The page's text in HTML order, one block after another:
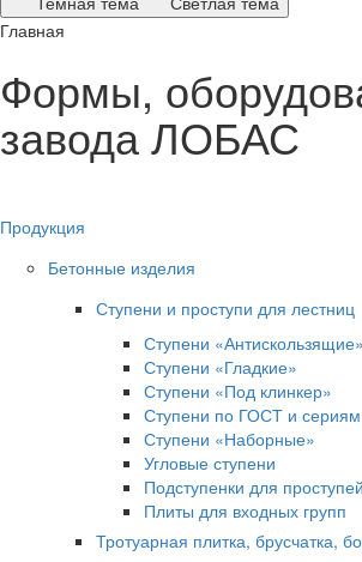
Главная
Формы,
завода ЛОБАС
Продукция
Бетонные изделия
Ступени и проступи для лестниц
Ступени «Антискользящие»
Ступени «Гладкие»
Ступени «Под клинкер»
Ступени по ГОСТ и сериям
Ступени «Наборные»
Угловые ступени
Подступенки для проступей
Плиты для входных групп
Тротуарная плитка, брусчатка,